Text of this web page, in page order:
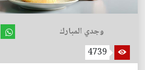
وجدي المبارك
4739